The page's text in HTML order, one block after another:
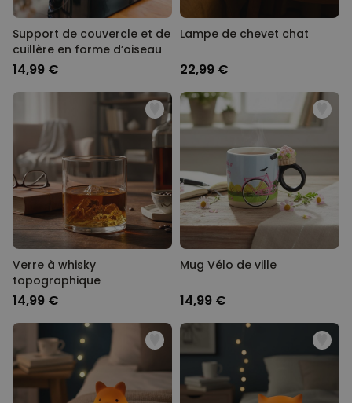
Support de couvercle et de
cuillère en forme d’oiseau
14,99 €
Lampe de chevet chat
22,99 €
Verre à whisky
topographique
14,99 €
Mug Vélo de ville
14,99 €